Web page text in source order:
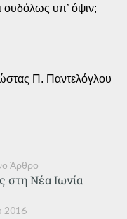
ουδόλως υπ’ όψιν;
Π. Παντελόγλου
Άρθρο
2016
στη Νέα Ιωνία